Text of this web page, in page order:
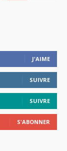
J'AIME
SUIVRE
SUIVRE
S'ABONNER